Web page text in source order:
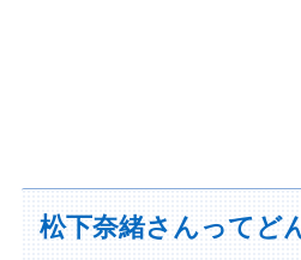
松下奈緒さんってど